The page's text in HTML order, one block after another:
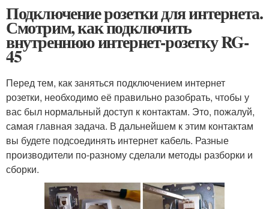
Подключение розетки для интернета.
Смотрим, как подключить
внутреннюю интернет-розетку RG-
45
Перед тем, как заняться подключением интернет
розетки, необходимо её правильно разобрать, чтобы у
вас был нормальный доступ к контактам. Это, пожалуй,
самая главная задача. В дальнейшем к этим контактам
вы будете подсоединять интернет кабель. Разные
производители по-разному сделали методы разборки и
сборки.